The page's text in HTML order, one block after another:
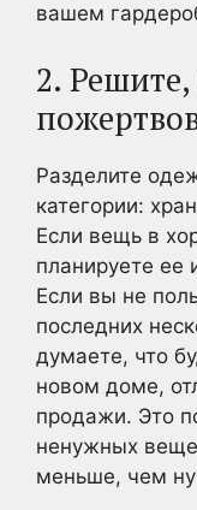
вашем
2.
Разделите
категории:
Если вещь в
планируете ее
Если вы не
последних
думаете, что
новом доме,
продажи. Это
ненужных
меньше, чем